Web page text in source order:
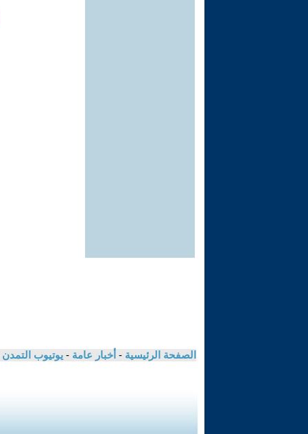
الصفحة الرئيسية - أخبار عامة - يوتيوب التمدن